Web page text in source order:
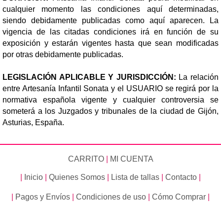
cualquier momento las condiciones aquí determinadas,
siendo debidamente publicadas como aquí aparecen. La
vigencia de las citadas condiciones irá en función de su
exposición y estarán vigentes hasta que sean modificadas
por otras debidamente publicadas.
LEGISLACIÓN APLICABLE Y JURISDICCIÓN: La relación
entre Artesanía Infantil Sonata y el USUARIO se regirá por la
normativa española vigente y cualquier controversia se
someterá a los Juzgados y tribunales de la ciudad de Gijón,
Asturias, España.
CARRITO| MI CUENTA
Inicio Quienes Somos Lista de tallas Contacto
Pagos y Envíos Condiciones de uso Cómo Comprar